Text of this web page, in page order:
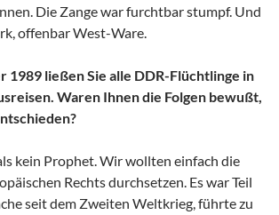
Die Zange war furchtbar stumpf. Und
offenbar West-Ware.
1989 ließen Sie alle DDR-Flüchtlinge in
Waren Ihnen die Folgen bewußt,
kein Prophet. Wir wollten einfach die
Rechts durchsetzen. Es war Teil
seit dem Zweiten Weltkrieg, führte zu